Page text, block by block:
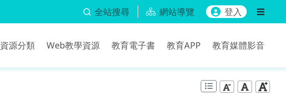
全站搜尋 網站導覽 登入
資源分類 Web教學資源 教育電子書 教育APP 教育媒體影音